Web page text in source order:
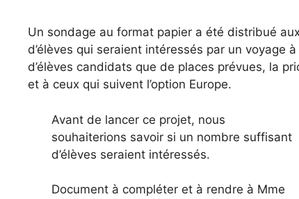
Un sondage au format papier a été distribué
d’élèves qui seraient intéressés par un voyage
d’élèves candidats que de places prévues, la
et à ceux qui suivent l’option Europe.
Avant de lancer ce projet, nous
souhaiterions savoir si un nombre suffisant
d’élèves seraient intéressés.
Document à compléter et à rendre à Mme